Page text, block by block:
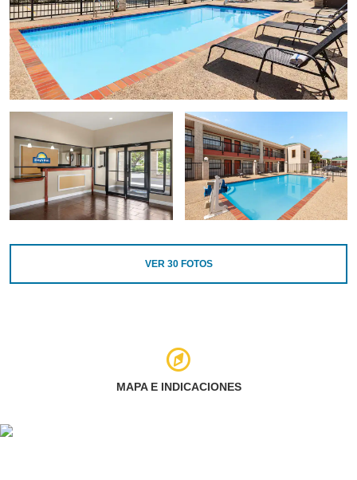
VER 30FOTOS
MAPA E INDICACIONES